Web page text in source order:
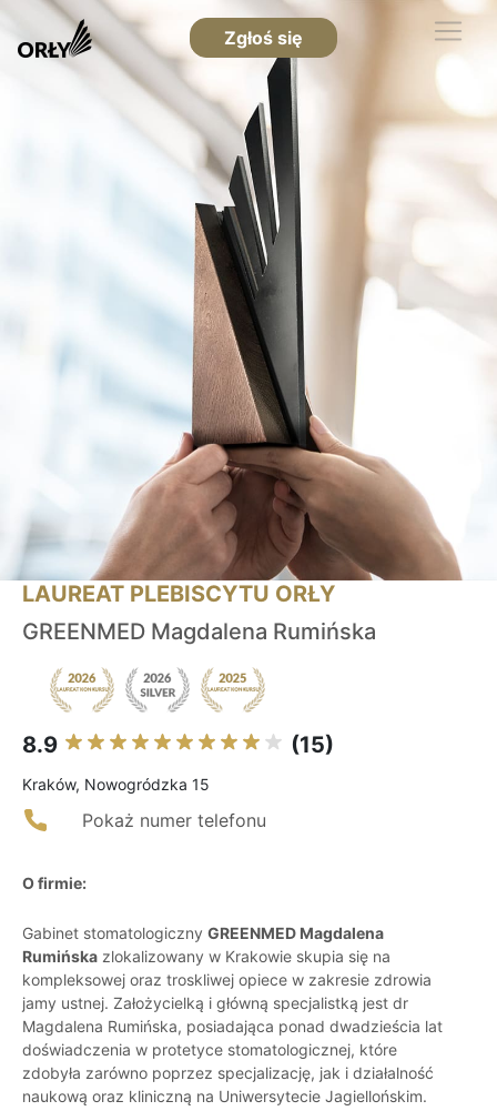
Zgłoś się
LAUREAT PLEBISCYTU ORŁY
GREENMED Magdalena Rumińska
8.9 (15)
Kraków, Nowogródzka 15
Pokaż numer telefonu
O firmie:
Gabinet stomatologiczny GREENMED Magdalena
Rumińska zlokalizowany w Krakowie skupia się na
kompleksowej oraz troskliwej opiece w zakresie zdrowia
jamy ustnej. Założycielką i główną specjalistką jest dr
Magdalena Rumińska, posiadająca ponad dwadzieścia lat
doświadczenia w protetyce stomatologicznej, które
zdobyła zarówno poprzez specjalizację, jak i działalność
naukową oraz kliniczną na Uniwersytecie Jagiellońskim.